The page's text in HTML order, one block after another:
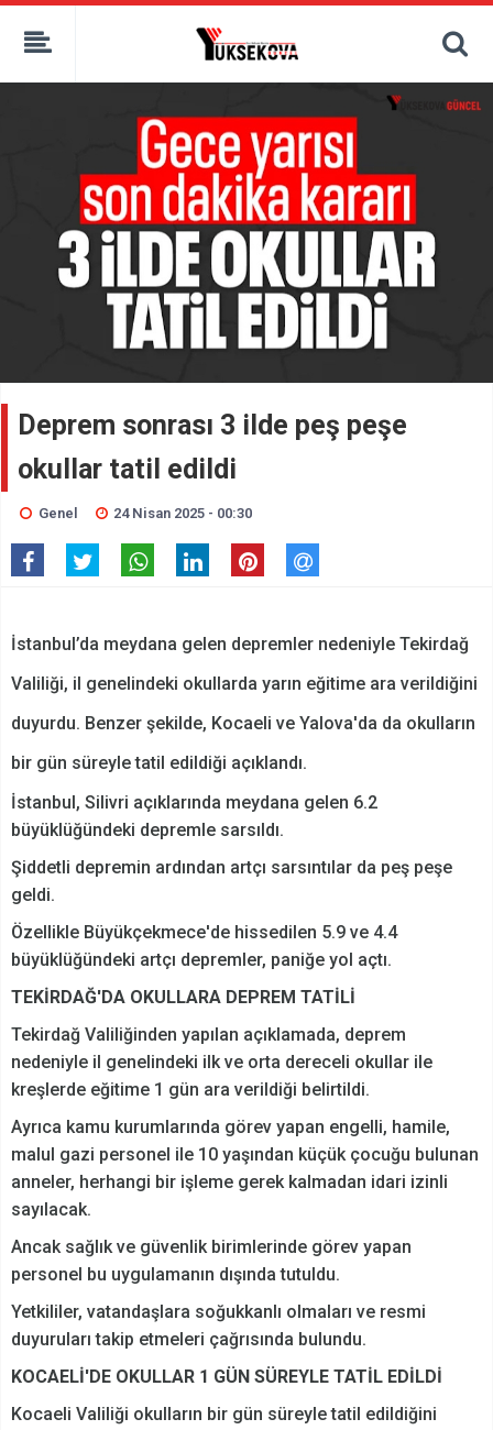
kaçak bahis
deneme bonusu
deneme bonusu veren siteler
Deprem sonrası 3 ilde peş peşe
okullar tatil edildi
Genel 24 Nisan 2025 - 00:30
İstanbul’da meydana gelen depremler nedeniyle Tekirdağ
Valiliği, il genelindeki okullarda yarın eğitime ara verildiğini
duyurdu. Benzer şekilde, Kocaeli ve Yalova'da da okulların
bir gün süreyle tatil edildiği açıklandı.
İstanbul, Silivri açıklarında meydana gelen 6.2
büyüklüğündeki depremle sarsıldı.
Şiddetli depremin ardından artçı sarsıntılar da peş peşe
geldi.
Özellikle Büyükçekmece'de hissedilen 5.9 ve 4.4
büyüklüğündeki artçı depremler, paniğe yol açtı.
TEKİRDAĞ'DA OKULLARA DEPREM TATİLİ
Tekirdağ Valiliğinden yapılan açıklamada, deprem
nedeniyle il genelindeki ilk ve orta dereceli okullar ile
kreşlerde eğitime 1 gün ara verildiği belirtildi.
Ayrıca kamu kurumlarında görev yapan engelli, hamile,
malul gazi personel ile 10 yaşından küçük çocuğu bulunan
anneler, herhangi bir işleme gerek kalmadan idari izinli
sayılacak.
Ancak sağlık ve güvenlik birimlerinde görev yapan
personel bu uygulamanın dışında tutuldu.
Yetkililer, vatandaşlara soğukkanlı olmaları ve resmi
duyuruları takip etmeleri çağrısında bulundu.
KOCAELİ'DE OKULLAR 1 GÜN SÜREYLE TATİL EDİLDİ
Kocaeli Valiliği okulların bir gün süreyle tatil edildiğini